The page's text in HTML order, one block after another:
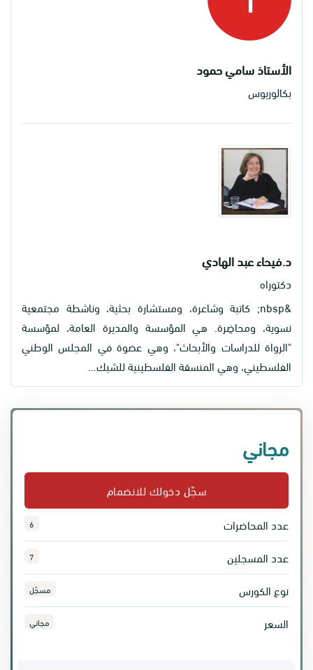
الأستاذ سامي حمود
بكالوريوس
د.فيحاء عبد الهادي
دكتوراه
&nbsp; كاتبة وشاعرة، ومستشارة بحثية، وناشطة مجتمعية
نسوية، ومحاضِرة. هي المؤسسة والمديرة العامة، لمؤسسة
"الرواة للدراسات والأبحاث"، وهي عضوة في المجلس الوطني
الفلسطيني، وهي المنسقة الفلسطينية للشبك...
مجاني
سجّل دخولك للانضمام
عدد المحاضرات
6
عدد المسجلين 7
نوع الكورس مسجّل
السعر مجاني